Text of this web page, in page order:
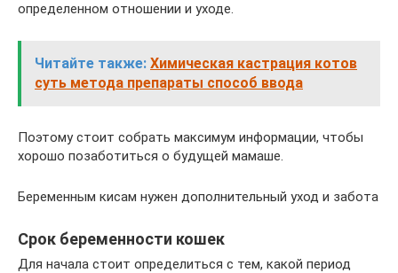
определенном отношении и уходе.
Читайте также: Химическая кастрация котов
суть метода препараты способ ввода
Поэтому стоит собрать максимум информации, чтобы
хорошо позаботиться о будущей мамаше.
Беременным кисам нужен дополнительный уход и забота
Срок беременности кошек
Для начала стоит определиться с тем, какой период